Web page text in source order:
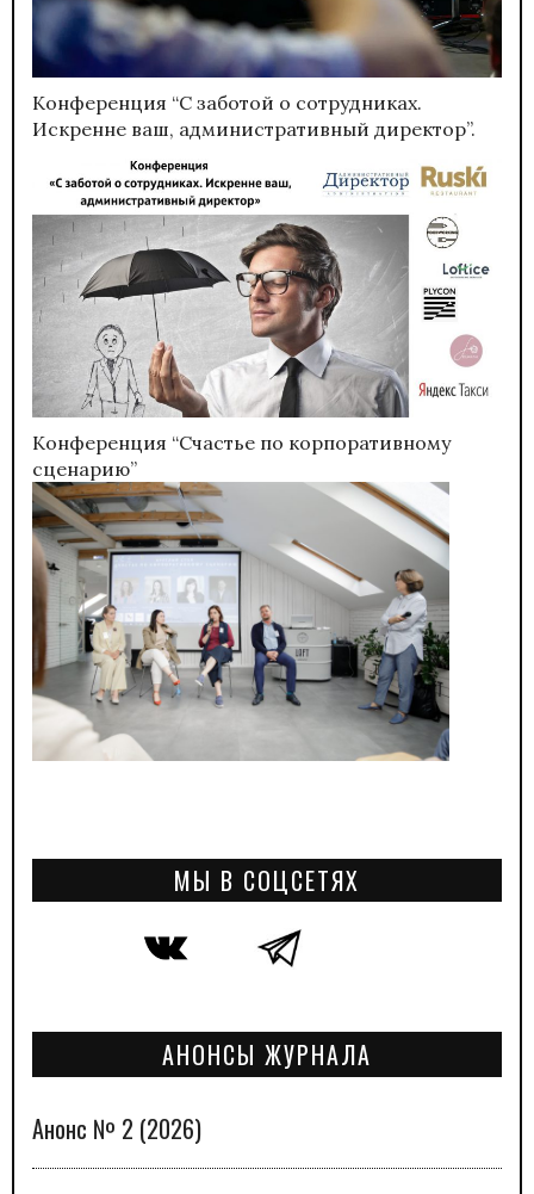
Конференция “С заботой о сотрудниках.
Искренне ваш, административный директор”.
Конференция “Счастье по корпоративному
сценарию”
МЫ В СОЦСЕТЯХ
АНОНСЫ ЖУРНАЛА
Анонс № 2 (2026)